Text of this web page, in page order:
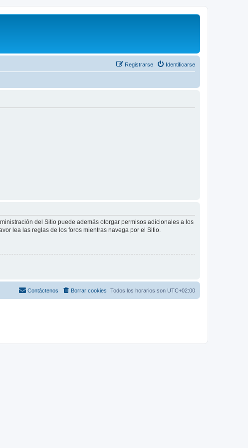
Identificarse
Registrarse
del Sitio puede además otorgar permisos adicionales a los
lea las reglas de los foros mientras navega por el Sitio.
Todos los horarios son UTC+02:00
Borrar cookies
Contáctenos